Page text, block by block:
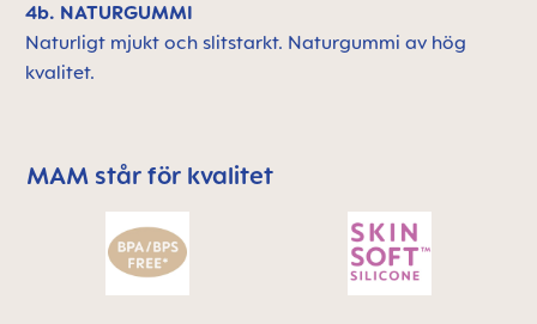
4b. NATURGUMMI
Naturligt mjukt och slitstarkt. Naturgummi av hög
kvalitet.
Skip MAM Means Quality Icon Bar
MAM står för kvalitet